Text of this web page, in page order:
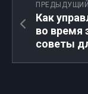
ПРЕДЫДУЩИЙ
Как
во время
советы